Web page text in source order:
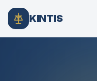
KINTIS